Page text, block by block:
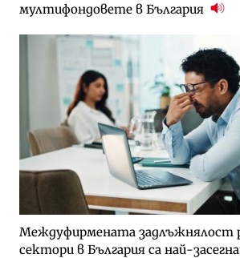
мултифондовете в България
Междуфирмената задлъжнялост
сектори в България са най-